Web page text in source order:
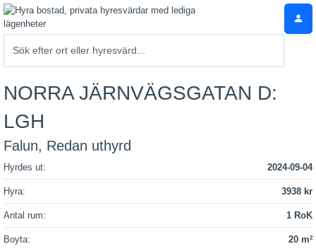
NORRA JÄRNVÄGSGATAN D:
LGH
Falun, Redan uthyrd
Hyrdes ut: 2024-09-04
Hyra: 3938 kr
Antal rum: 1 RoK
Boyta: 20 m2